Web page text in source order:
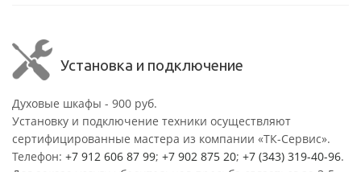
Установка и подключение
Духовые шкафы - 900 руб.
Установку и подключение техники осуществляют
сертифицированные мастера из компании «ТК-Сервис».
Телефон: +7 912 606 87 99; +7 902 875 20; +7 (343) 319-40-96.